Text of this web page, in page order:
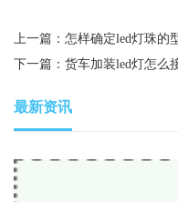
上一篇： 怎样确定led灯珠的
下一篇： 货车加装led灯怎么
最新资讯